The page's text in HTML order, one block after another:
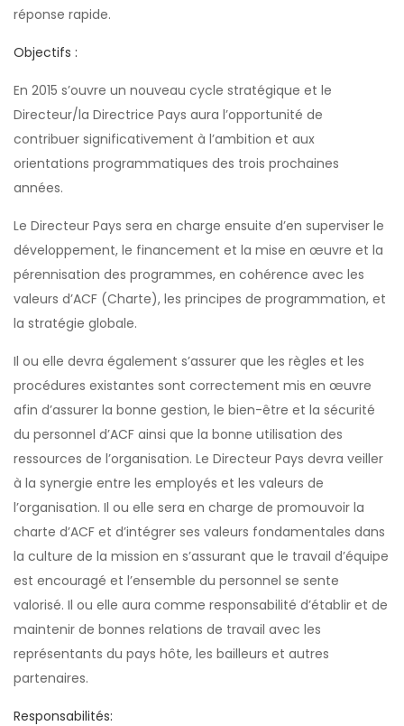
réponse rapide.
Objectifs :
En 2015 s’ouvre un nouveau cycle stratégique et le
Directeur/la Directrice Pays aura l’opportunité de
contribuer significativement à l’ambition et aux
orientations programmatiques des trois prochaines
années.
Le Directeur Pays sera en charge ensuite d’en superviser le
développement, le financement et la mise en œuvre et la
pérennisation des programmes, en cohérence avec les
valeurs d’ACF (Charte), les principes de programmation, et
la stratégie globale.
Il ou elle devra également s’assurer que les règles et les
procédures existantes sont correctement mis en œuvre
afin d’assurer la bonne gestion, le bien-être et la sécurité
du personnel d’ACF ainsi que la bonne utilisation des
ressources de l’organisation. Le Directeur Pays devra veiller
à la synergie entre les employés et les valeurs de
l’organisation. Il ou elle sera en charge de promouvoir la
charte d’ACF et d’intégrer ses valeurs fondamentales dans
la culture de la mission en s’assurant que le travail d’équipe
est encouragé et l’ensemble du personnel se sente
valorisé. Il ou elle aura comme responsabilité d’établir et de
maintenir de bonnes relations de travail avec les
représentants du pays hôte, les bailleurs et autres
partenaires.
Responsabilités: